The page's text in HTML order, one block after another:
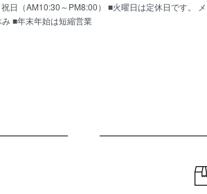
日（AM10:30～PM8:00） ■火曜日は定休日です。
■年末年始は短縮営業